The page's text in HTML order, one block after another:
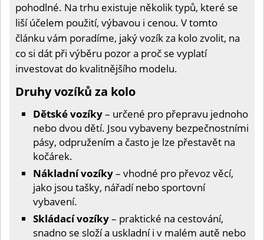
pohodlné. Na trhu existuje několik typů, které se
liší účelem použití, výbavou i cenou. V tomto
článku vám poradíme, jaký vozík za kolo zvolit, na
co si dát při výběru pozor a proč se vyplatí
investovat do kvalitnějšího modelu.
Druhy vozíků za kolo
Dětské vozíky– určené pro přepravu jednoho
nebo dvou dětí. Jsou vybaveny bezpečnostními
pásy, odpružením a často je lze přestavět na
kočárek.
Nákladní vozíky– vhodné pro převoz věcí,
jako jsou tašky, nářadí nebo sportovní
vybavení.
Skládací vozíky– praktické na cestování,
snadno se složí a uskladní i v malém autě nebo